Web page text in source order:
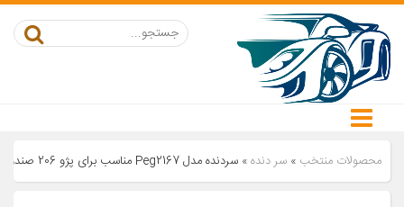
محصولات منتخب » سر دنده» سردنده مدل Peg2167 مناسب برای پژو 206 صندوقدار